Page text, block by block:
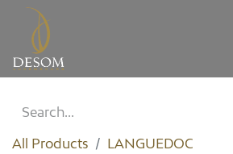
All Products
LANGUEDOC